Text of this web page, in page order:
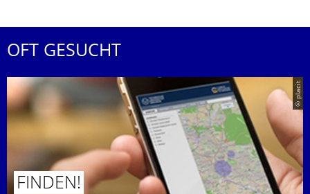
OFT GESUCHT
© placit
FINDEN!